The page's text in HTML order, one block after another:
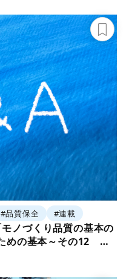
#品質保全 #連載
ノづくり品質の基本の
めの基本～その12